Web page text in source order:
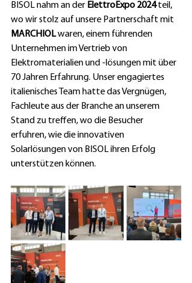
BISOL nahm an der ElettroExpo 2024 teil,
wo wir stolz auf unsere Partnerschaft mit
MARCHIOL waren, einem führenden
Unternehmen im Vertrieb von
Elektromaterialien und -lösungen mit über
70 Jahren Erfahrung. Unser engagiertes
italienisches Team hatte das Vergnügen,
Fachleute aus der Branche an unserem
Stand zu treffen, wo die Besucher
erfuhren, wie die innovativen
Solarlösungen von BISOL ihren Erfolg
unterstützen können.